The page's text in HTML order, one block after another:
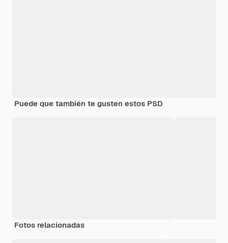
Puede que también te gusten estos PSD
Fotos relacionadas